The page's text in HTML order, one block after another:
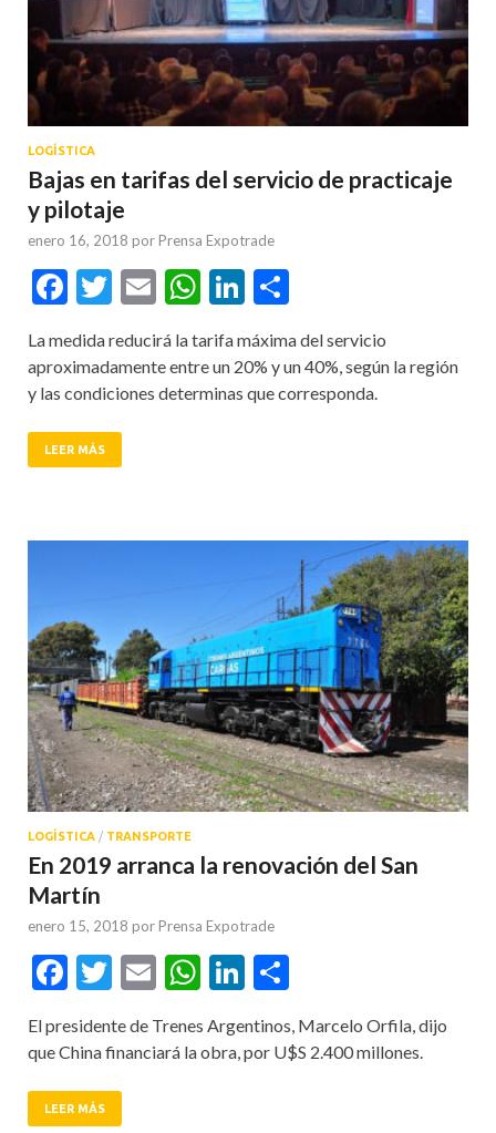
LOGÍSTICA
Bajas en tarifas del servicio de practicaje
y pilotaje
enero 16, 2018 por Prensa Expotrade
Facebook
Twitter
EmailWhatsApp
LinkedIn
La medida reducirá la tarifa máxima del servicio
aproximadamente entre un 20% y un 40%, según la región
y las condiciones determinas que corresponda.
LEER MÁS
LOGÍSTICA / TRANSPORTE
En 2019 arranca la renovación del San
Martín
enero 15, 2018 por Prensa Expotrade
Facebook
Twitter
EmailWhatsApp
LinkedIn
El presidente de Trenes Argentinos, Marcelo Orfila, dijo
que China financiará la obra, por U$S 2.400 millones.
LEER MÁS